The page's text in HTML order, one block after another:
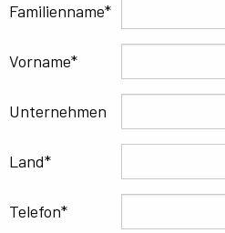
Familienname
Vorname
Unternehmen
Land
Telefon